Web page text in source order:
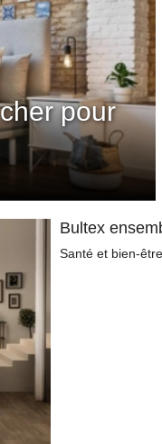
pour
Bultex
Santé et bien-être